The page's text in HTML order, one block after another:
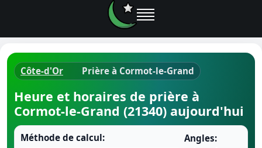
Heure de
Ramadan
Côte-d'Or Prière à Cormot-le-Grand
Heure et horaires de prière à
Cormot-le-Grand (21340) aujourd'hui
Méthode de calcul:
Angles: